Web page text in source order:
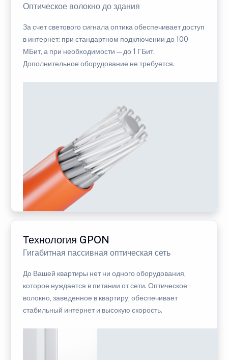
Оптическое волокно до здания
За счет светового сигнала оптика обеспечивает доступ
в интернет: при стандартном подключении до 100
МБит, а при необходимости — до 1 ГБит.
Дополнительное оборудование не требуется.
Технология GPON
Гигабитная пассивная оптическая сеть
До Вашей квартиры нет ни одного оборудования,
которое нуждается в питании от сети. Оптическое
волокно, заведенное в квартиру, обеспечивает
стабильный интернет и высокую скорость.